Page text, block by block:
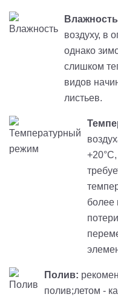
воздуху, в
однако
слишком
видов
листьев.
более
Полив:
полив;летом -